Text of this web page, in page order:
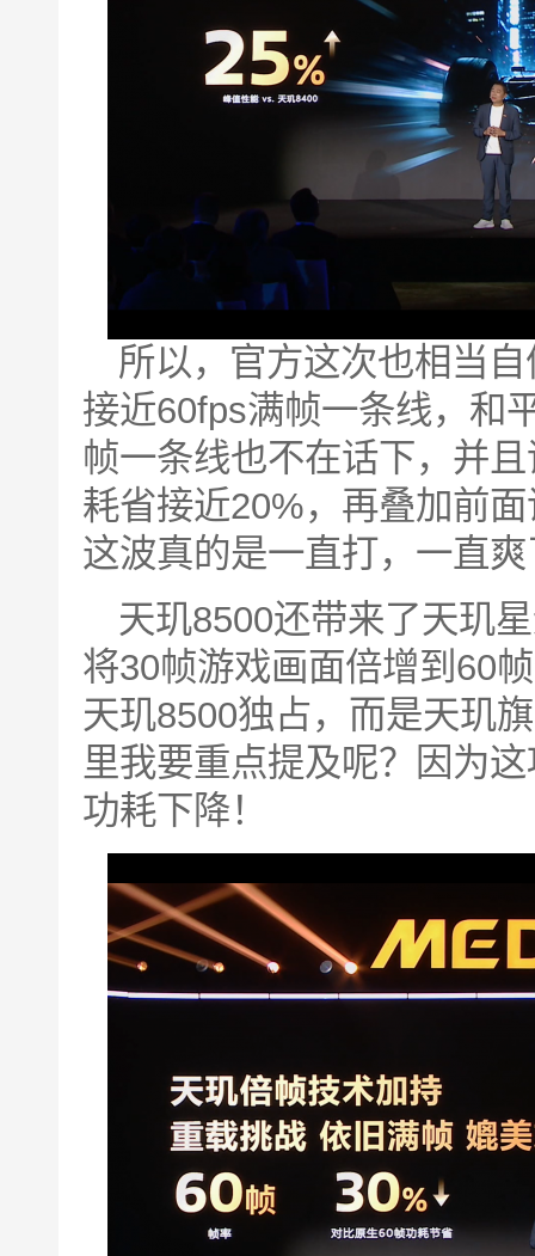
所以，官方这次也相当
接近60fps满帧一条线，和
帧一条线也不在话下，并
耗省接近20%，再叠加前
这波真的是一直打，一直
天玑8500还带来了天玑
将30帧游戏画面倍增到60
天玑8500独占，而是天玑
里我要重点提及呢？因为
功耗下降！